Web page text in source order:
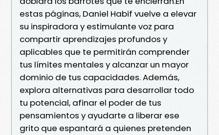
estas páginas, Daniel Habif vuelve a elevar
su inspiradora y estimulante voz para
compartir aprendizajes profundos y
aplicables que te permitirán comprender
tus límites mentales y alcanzar un mayor
dominio de tus capacidades. Además,
explora alternativas para desarrollar todo
tu potencial, afinar el poder de tus
pensamientos y ayudarte a liberar ese
grito que espantará a quienes pretenden